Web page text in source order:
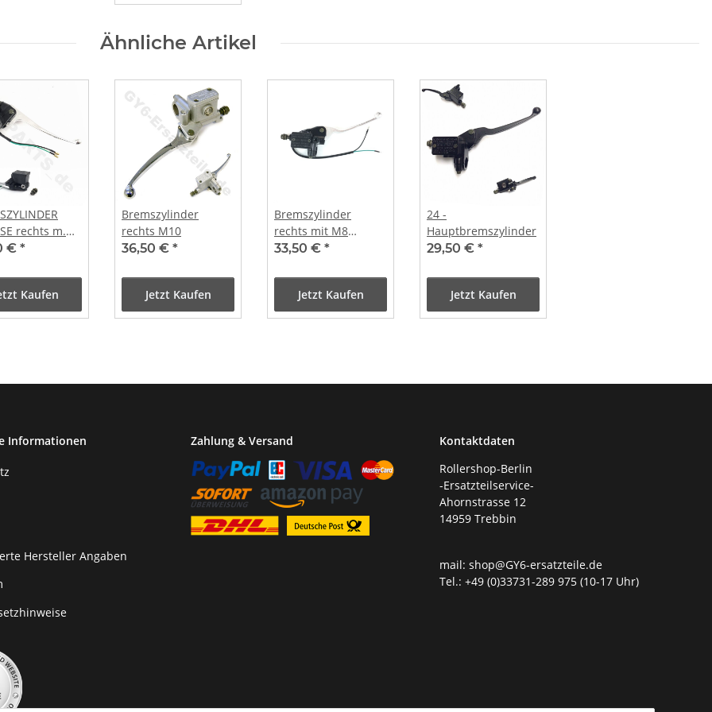
Ähnliche Artikel
rechts m.
TURBHO
YIBEN
€ *
Kaufen
Bremszylinder
rechts M10
36,50 € *
Jetzt Kaufen
Bremszylinder
rechts mit M8
Spiegelaufnahme
33,50 € *
Jetzt Kaufen
24 -
Hauptbremszylinder
29,50 € *
Jetzt Kaufen
Informationen
Hersteller Angaben
Zahlung & Versand
Kontaktdaten
Rollershop-Berlin
-Ersatzteilservice-
Ahornstrasse 12
14959 Trebbin
mail: shop@GY6-ersatzteile.de
Tel.: +49 (0)33731-289 975 (10-17 Uhr)